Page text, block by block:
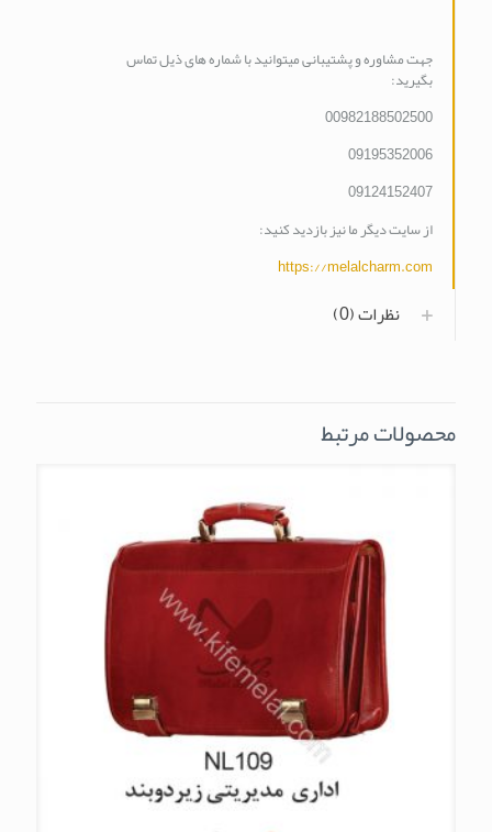
جهت مشاوره و پشتیبانی میتوانید با شماره های ذیل تماس
بگیرید:
00982188502500
09195352006
09124152407
از سایت دیگر ما نیز بازدید کنید:
https://melalcharm.com
نظرات (0)
محصولات مرتبط